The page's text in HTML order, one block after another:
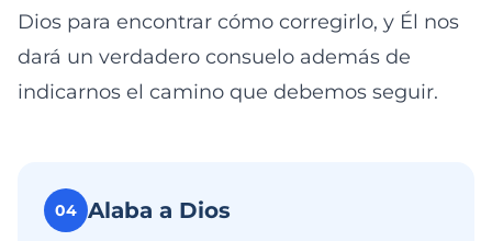
Dios para encontrar cómo corregirlo, y Él nos
dará un verdadero consuelo además de
indicarnos el camino que debemos seguir.
04 Alaba a Dios